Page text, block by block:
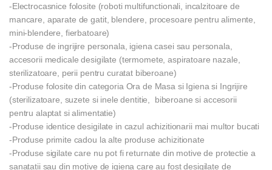
-Electrocasnice folosite (roboti multifunctionali, incalzitoare de
mancare, aparate de gatit, blendere, procesoare pentru alimente,
mini-blendere, fierbatoare)
-Produse de ingrijire personala, igiena casei sau personala,
accesorii medicale desigilate (termomete, aspiratoare nazale,
sterilizatoare, perii pentru curatat biberoane)
-Produse folosite din categoria Ora de Masa si Igiena si Ingrijire
(sterilizatoare, suzete si inele dentitie, biberoane si accesorii
pentru alaptat si alimentatie)
-Produse identice desigilate in cazul achizitionarii mai multor bucati
-Produse primite cadou la alte produse achizitionate
-Produse sigilate care nu pot fi returnate din motive de protectie a
sanatatii sau din motive de igiena care au fost desigilate de